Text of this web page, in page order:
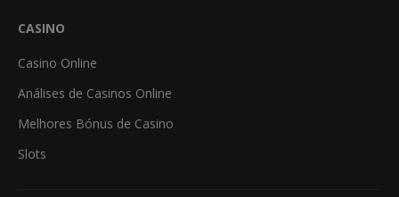
CASINO
Casino Online
Análises de Casinos Online
Melhores Bónus de Casino
Slots